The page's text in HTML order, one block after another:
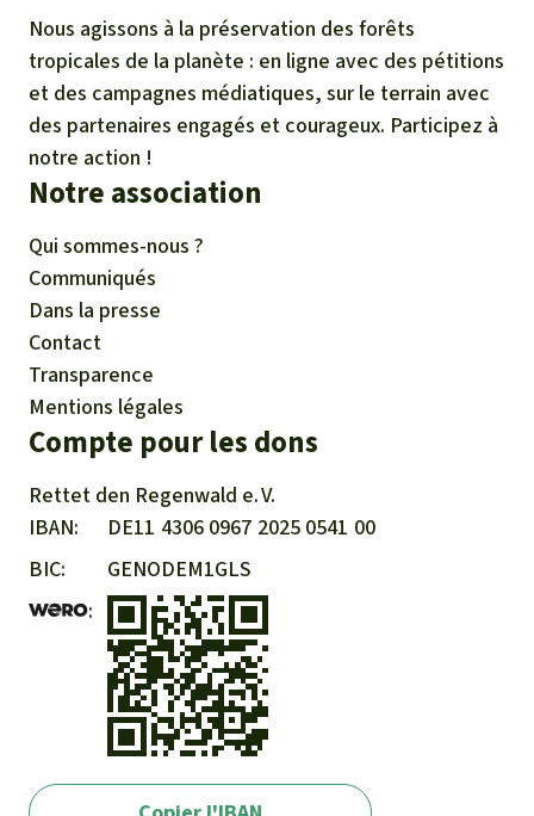
Nous agissons à la préservation des forêts
tropicales de la planète : en ligne avec des pétitions
et des campagnes médiatiques, sur le terrain avec
des partenaires engagés et courageux. Participez à
notre action !
Notre association
Qui sommes-nous ?
Communiqués
Dans la presse
Contact
Transparence
Mentions légales
Compte pour les dons
Rettet den Regenwald e. V.
IBAN
DE11 4306 0967 2025 0541 00
BIC
GENODEM1GLS